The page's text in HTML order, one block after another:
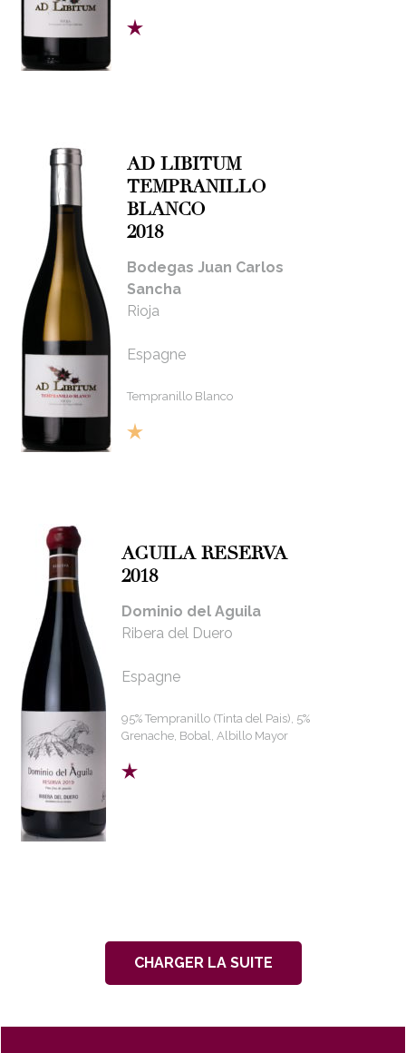
AD LIBITUM
TEMPRANILLO
BLANCO
2018
Bodegas Juan Carlos
Sancha
Rioja
Espagne
Tempranillo Blanco
AGUILA RESERVA
2018
Dominio del Aguila
Ribera del Duero
Espagne
95% Tempranillo (Tinta del Pais), 5%
Grenache, Bobal, Albillo Mayor
CHARGER LA SUITE